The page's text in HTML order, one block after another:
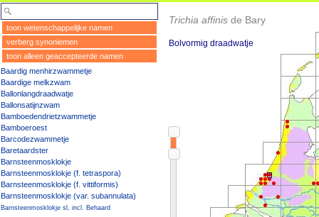
toon wetenschappelijke namen
verberg synoniemen
toon alleen geaccepteerde namen
Baardig menhirzwammetje
Baardige melkzwam
Ballonlangdraadwatje
Ballonsatijnzwam
Bamboedendrietzwammetje
Bamboeroest
Barcodezwammetje
Baretaardster
Barnsteenmosklokje
Barnsteenmosklokje (f. tetraspora)
Barnsteenmosklokje (f. vittiformis)
Barnsteenmosklokje (var. subannulata)
Barnsteenmosklokje sl, incl. Behaard
Trichia affinis de Bary
Bolvormig draadwatje